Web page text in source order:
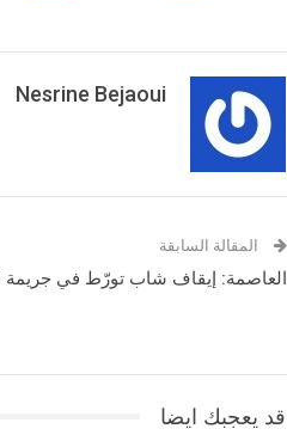
Nesrine Bejaoui
المقالة السابقة
العاصمة: إيقاف شاب تورّط في جريمة
قد يعجبك ايضا